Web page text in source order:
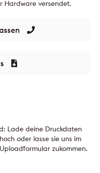
Hardware versendet.
Lade deine Druckdaten
oder lasse sie uns im
zukommen.